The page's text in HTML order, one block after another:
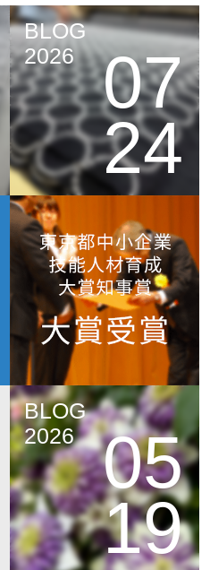
BLOG
2026
07
24
BLOG
2026
05
19